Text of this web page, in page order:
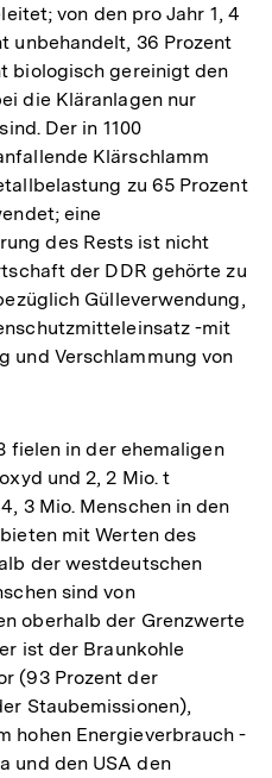
von den pro Jahr 1, 4
unbehandelt, 36 Prozent
biologisch gereinigt den
die Kläranlagen nur
Der in 1100
Klärschlamm
zu 65 Prozent
eine
des Rests ist nicht
der DDR gehörte zu
Gülleverwendung,
-mit
und Verschlammung von
fielen in der ehemaligen
und 2, 2 Mio. t
3 Mio. Menschen in den
mit Werten des
der westdeutschen
sind von
oberhalb der Grenzwerte
ist der Braunkohle
(93 Prozent der
Staubemissionen),
hohen Energieverbrauch -
und den USA den